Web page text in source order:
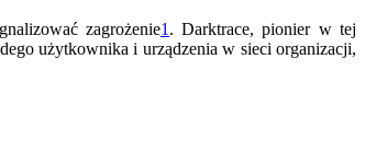
zagrożenie1 . Darktrace, pionier w tej
użytkownika i urządzenia w sieci organizacji,